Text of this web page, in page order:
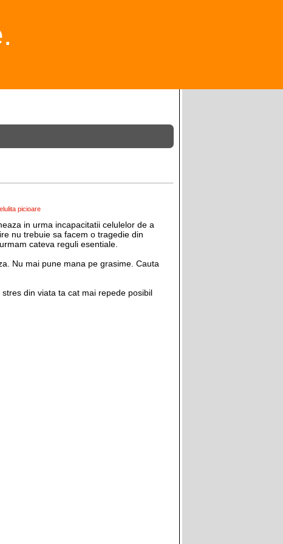
picioare
in urma incapacitatii celulelor de a
nu trebuie sa facem o tragedie din
cateva reguli esentiale.
Nu mai pune mana pe grasime. Cauta
din viata ta cat mai repede posibil